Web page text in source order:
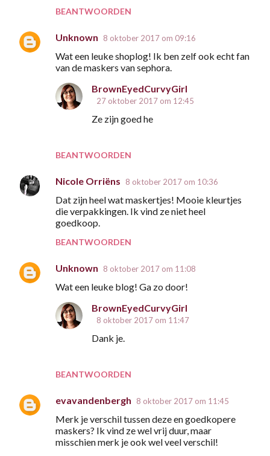
BEANTWOORDEN
Unknown 8 oktober 2017 om 09:16
Wat een leuke shoplog! Ik ben zelf ook echt fan
van de maskers van sephora.
BEANTWOORDEN
BrownEyedCurvyGirl
27 oktober 2017 om 12:45
Ze zijn goed he
Nicole Orriëns 8 oktober 2017 om 10:36
Dat zijn heel wat maskertjes! Mooie kleurtjes
die verpakkingen. Ik vind ze niet heel
goedkoop.
BEANTWOORDEN
Unknown 8 oktober 2017 om 11:08
Wat een leuke blog! Ga zo door!
BEANTWOORDEN
BrownEyedCurvyGirl
8 oktober 2017 om 11:47
Dank je.
evavandenbergh 8 oktober 2017 om 11:45
Merk je verschil tussen deze en goedkopere
maskers? Ik vind ze wel vrij duur, maar
misschien merk je ook wel veel verschil!